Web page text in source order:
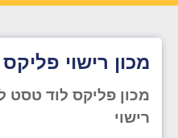
מכון רישוי
מכון פליקס לוד טסט
רישוי